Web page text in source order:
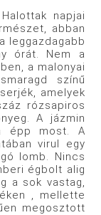
napjai
abban
leggazdagabb
órát. Nem a
a malonyai
színű
amelyek
rózsapiros
A jázmin
épp most. A
virul egy
lomb. Nincs
égbolt alig
a sok vastag,
, mellette
megosztott